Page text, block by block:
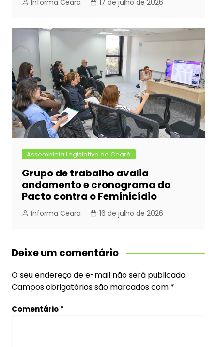
Informa Ceara 17 de julho de 2026
Assembleia Legislativa do Ceará
Grupo de trabalho avalia
andamento e cronograma do
Pacto contra o Feminicídio
Informa Ceara 16 de julho de 2026
Deixe um comentário
O seu endereço de e-mail não será publicado.
Campos obrigatórios são marcados com *
Comentário*